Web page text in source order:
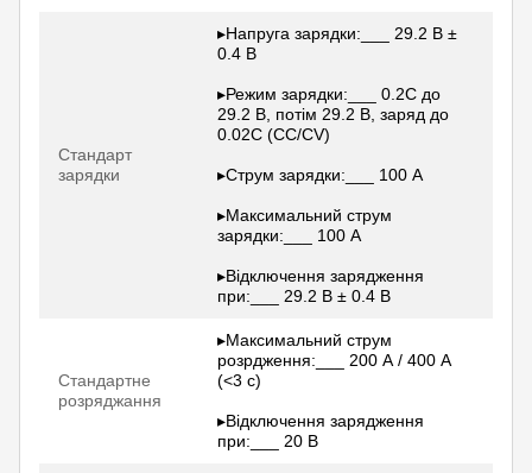
Стандарт
зарядки
▸Напруга зарядки:___ 29.2 В ±
0.4 В
▸Режим зарядки:___ 0.2C до
29.2 В, потім 29.2 В, заряд до
0.02C (CC/CV)
▸Струм зарядки:___ 100 А
▸Максимальний струм
зарядки:___ 100 А
▸Відключення зарядження
при:___ 29.2 В ± 0.4 В
Стандартне
розряджання
▸Максимальний струм
розрдження:___ 200 А / 400 А
(<3 c)
▸Відключення зарядження
при:___ 20 В